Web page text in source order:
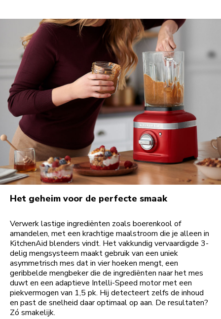
Het geheim voor de perfecte smaak
Verwerk lastige ingrediënten zoals boerenkool of
amandelen, met een krachtige maalstroom die je alleen in
KitchenAid blenders vindt. Het vakkundig vervaardigde 3-
delig mengsysteem maakt gebruik van een uniek
asymmetrisch mes dat in vier hoeken mengt, een
geribbelde mengbeker die de ingrediënten naar het mes
duwt en een adaptieve Intelli-Speed motor met een
piekvermogen van 1,5 pk. Hij detecteert zelfs de inhoud
en past de snelheid daar optimaal op aan. De resultaten?
Zó smakelijk.